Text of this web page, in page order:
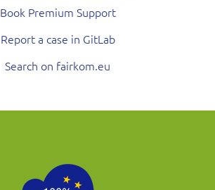
Book Premium Support
Report a case in GitLab
Search on fairkom.eu